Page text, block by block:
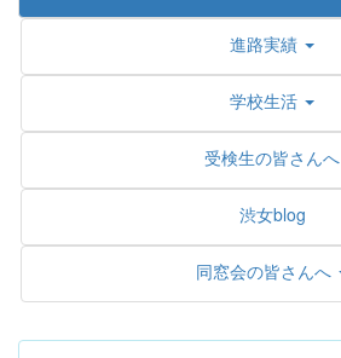
進路実績
学校生活
受検生の皆さんへ
渋女blog
同窓会の皆さんへ